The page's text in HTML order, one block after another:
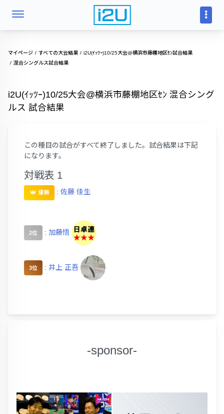
マイページ すべての大会結果
i2U(ｲｯﾂｰ)10/25大会@横浜市藤棚地区ｾﾝ試合結果
混合シングルス試合結果
i2U(ｲｯﾂｰ)10/25大会@横浜市藤棚地区ｾﾝ 混合シング
ルス 試合結果
この種目の試合がすべて終了しました。試合結果は下記
になります。
対戦表 1
優勝 : 佐藤 佳生
2位 : 加藤悟
3位 : 井上 正吾
-sponsor-